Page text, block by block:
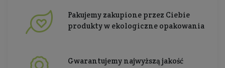
Pakujemy zakupione przez Ciebie
produkty w ekologiczne opakowania
Gwarantujemy najwyższą jakość